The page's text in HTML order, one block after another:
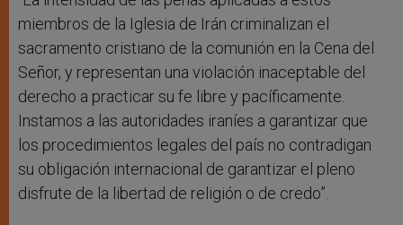
miembros de la Iglesia de Irán criminalizan el
sacramento cristiano de la comunión en la Cena del
Señor, y representan una violación inaceptable del
derecho a practicar su fe libre y pacíficamente.
Instamos a las autoridades iraníes a garantizar que
los procedimientos legales del país no contradigan
su obligación internacional de garantizar el pleno
disfrute de la libertad de religión o de credo”.